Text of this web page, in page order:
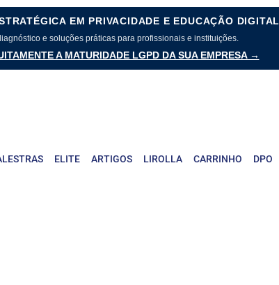
EM PRIVACIDADE E EDUCAÇÃO DIGITAL
e soluções práticas para profissionais e instituições.
A MATURIDADE LGPD DA SUA EMPRESA →
ELITE ARTIGOS LIROLLA CARRINHO DPO